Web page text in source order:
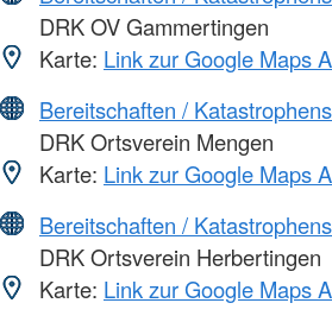
DRK OV Gammertingen
Karte: Link zur Google Maps
Bereitschaften /
DRK Ortsverein Mengen
Karte: Link zur Google Maps
Bereitschaften /
DRK Ortsverein Herbertingen
Karte: Link zur Google Maps